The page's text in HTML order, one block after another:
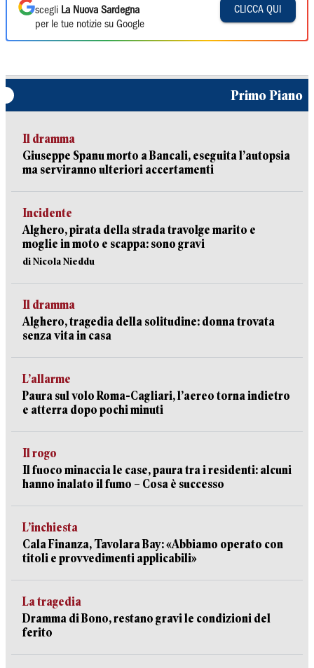
scegli La Nuova Sardegna
per le tue notizie su Google
CLICCA QUI
Primo Piano
Il dramma
Giuseppe Spanu morto a Bancali, eseguita l’autopsia
ma serviranno ulteriori accertamenti
Incidente
Alghero, pirata della strada travolge marito e
moglie in moto e scappa: sono gravi
di Nicola Nieddu
Il dramma
Alghero, tragedia della solitudine: donna trovata
senza vita in casa
L’allarme
Paura sul volo Roma-Cagliari, l’aereo torna indietro
e atterra dopo pochi minuti
Il rogo
Il fuoco minaccia le case, paura tra i residenti: alcuni
hanno inalato il fumo – Cosa è successo
L’inchiesta
Cala Finanza, Tavolara Bay: «Abbiamo operato con
titoli e provvedimenti applicabili»
La tragedia
Dramma di Bono, restano gravi le condizioni del
ferito